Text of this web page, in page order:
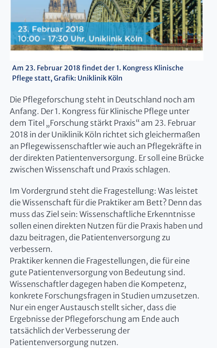
Am 23. Februar 2018 findet der 1. Kongress Klinische
Pflege statt, Grafik: Uniklinik Köln
Die Pflegeforschung steht in Deutschland noch am
Anfang. Der 1. Kongress für Klinische Pflege unter
dem Titel „Forschung stärkt Praxis“ am 23. Februar
2018 in der Uniklinik Köln richtet sich gleichermaßen
an Pflegewissenschaftler wie auch an Pflegekräfte in
der direkten Patientenversorgung. Er soll eine Brücke
zwischen Wissenschaft und Praxis schlagen.
Im Vordergrund steht die Fragestellung: Was leistet
die Wissenschaft für die Praktiker am Bett? Denn das
muss das Ziel sein: Wissenschaftliche Erkenntnisse
sollen einen direkten Nutzen für die Praxis haben und
dazu beitragen, die Patientenversorgung zu
verbessern.
Praktiker kennen die Fragestellungen, die für eine
gute Patientenversorgung von Bedeutung sind.
Wissenschaftler dagegen haben die Kompetenz,
konkrete Forschungsfragen in Studien umzusetzen.
Nur ein enger Austausch stellt sicher, dass die
Ergebnisse der Pflegeforschung am Ende auch
tatsächlich der Verbesserung der
Patientenversorgung nutzen.